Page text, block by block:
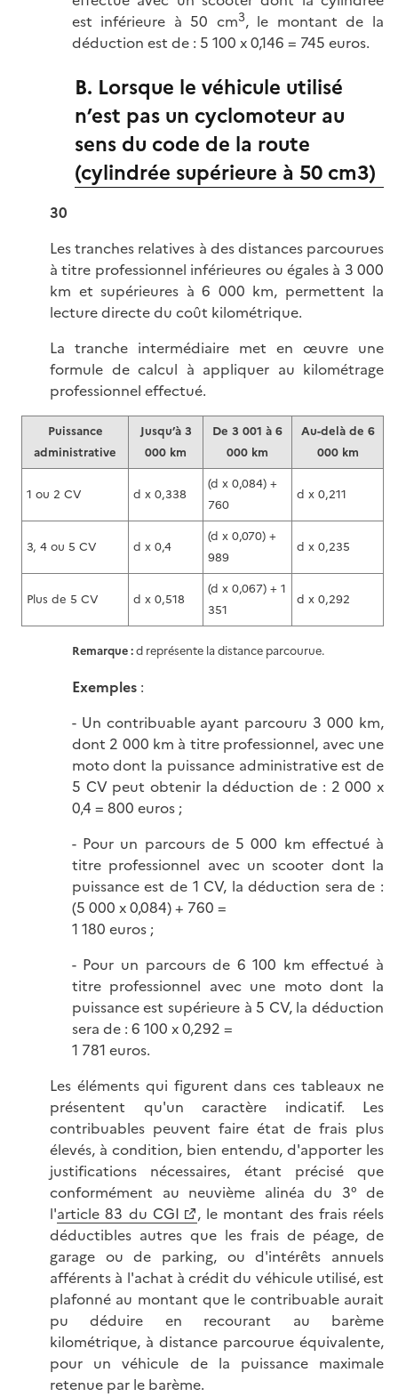
est inférieure à 50 cm3, le montant de la
déduction est de : 5 100 x 0,146 = 745 euros.
B. Lorsque le véhicule utilisé
n’est pas un cyclomoteur au
sens du code de la route
(cylindrée supérieure à 50 cm3)
30
Les tranches relatives à des distances parcourues
à titre professionnel inférieures ou égales à 3 000
km et supérieures à 6 000 km, permettent la
lecture directe du coût kilométrique.
La tranche intermédiaire met en œuvre une
formule de calcul à appliquer au kilométrage
professionnel effectué.
Puissance
administrative
Jusqu’à 3
000 km
De 3 001 à 6
000 km
Au-delà de 6
000 km
1 ou 2 CV d x 0,338
(d x 0,084) +
760
d x 0,211
3, 4 ou 5 CV d x 0,4
(d x 0,070) +
989
d x 0,235
Plus de 5 CV d x 0,518
(d x 0,067) + 1
351
d x 0,292
Remarque :d représente la distance parcourue.
Exemples:
- Un contribuable ayant parcouru 3 000 km,
dont 2 000 km à titre professionnel, avec une
moto dont la puissance administrative est de
5 CV peut obtenir la déduction de : 2 000 x
0,4 = 800 euros ;
- Pour un parcours de 5 000 km effectué à
titre professionnel avec un scooter dont la
puissance est de 1 CV, la déduction sera de :
(5 000 x 0,084) + 760 =
1 180 euros ;
- Pour un parcours de 6 100 km effectué à
titre professionnel avec une moto dont la
puissance est supérieure à 5 CV, la déduction
sera de : 6 100 x 0,292 =
1 781 euros.
Les éléments qui figurent dans ces tableaux ne
présentent qu'un caractère indicatif. Les
contribuables peuvent faire état de frais plus
élevés, à condition, bien entendu, d'apporter les
justifications nécessaires, étant précisé que
conformément au neuvième alinéa du 3° de
l'article 83 du CGI
, le montant des frais réels
déductibles autres que les frais de péage, de
garage ou de parking, ou d'intérêts annuels
afférents à l'achat à crédit du véhicule utilisé, est
plafonné au montant que le contribuable aurait
pu déduire en recourant au barème
kilométrique, à distance parcourue équivalente,
pour un véhicule de la puissance maximale
retenue par le barème.